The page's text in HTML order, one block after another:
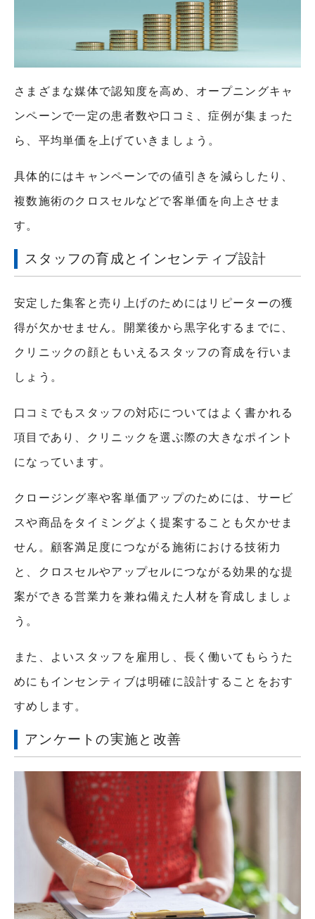
さまざまな媒体で認知度を高め、オープニングキャ
ンペーンで一定の患者数や口コミ、症例が集まった
ら、平均単価を上げていきましょう。
具体的にはキャンペーンでの値引きを減らしたり、
複数施術のクロスセルなどで客単価を向上させま
す。
スタッフの育成とインセンティブ設計
安定した集客と売り上げのためにはリピーターの獲
得が欠かせません。開業後から黒字化するまでに、
クリニックの顔ともいえるスタッフの育成を行いま
しょう。
口コミでもスタッフの対応についてはよく書かれる
項目であり、クリニックを選ぶ際の大きなポイント
になっています。
クロージング率や客単価アップのためには、サービ
スや商品をタイミングよく提案することも欠かせま
せん。顧客満足度につながる施術における技術力
と、クロスセルやアップセルにつながる効果的な提
案ができる営業力を兼ね備えた人材を育成しましょ
う。
また、よいスタッフを雇用し、長く働いてもらうた
めにもインセンティブは明確に設計することをおす
すめします。
アンケートの実施と改善